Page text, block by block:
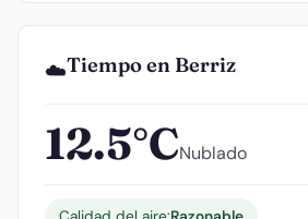
☁️Tiempo en Berriz
12.5°CNublado